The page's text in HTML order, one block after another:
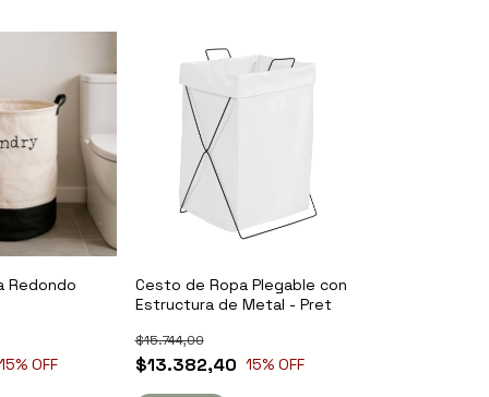
Redondo
15% OFF
Cesto de Ropa Plegable con
Estructura de Metal - Pret
$13.382,40
$15.744,00
15% OFF